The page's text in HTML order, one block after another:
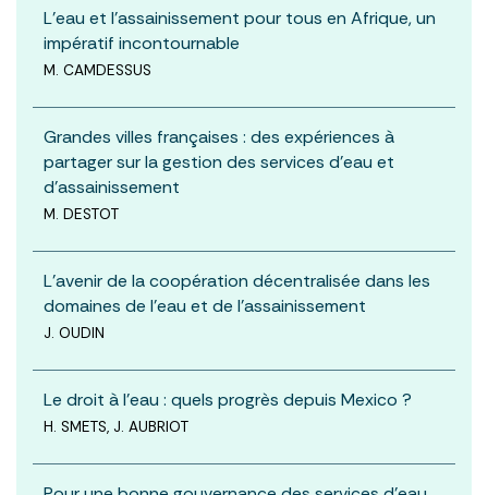
L’eau et l’assainissement pour tous en Afrique, un
impératif incontournable
M. CAMDESSUS
Grandes villes françaises : des expériences à
partager sur la gestion des services d’eau et
d’assainissement
M. DESTOT
L’avenir de la coopération décentralisée dans les
domaines de l’eau et de l’assainissement
J. OUDIN
Le droit à l’eau : quels progrès depuis Mexico ?
H. SMETS, J. AUBRIOT